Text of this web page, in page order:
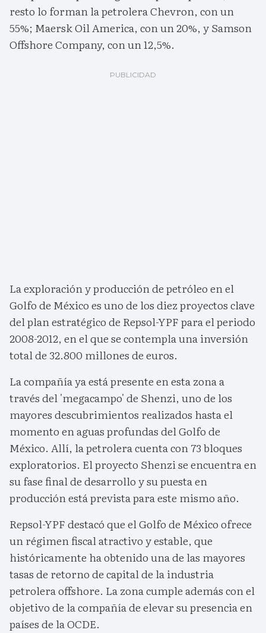
resto lo forman la petrolera Chevron, con un
55%; Maersk Oil America, con un 20%, y Samson
Offshore Company, con un 12,5%.
La exploración y producción de petróleo en el
Golfo de México es uno de los diez proyectos clave
del plan estratégico de Repsol-YPF para el periodo
2008-2012, en el que se contempla una inversión
total de 32.800 millones de euros.
La compañía ya está presente en esta zona a
través del 'megacampo' de Shenzi, uno de los
mayores descubrimientos realizados hasta el
momento en aguas profundas del Golfo de
México. Allí, la petrolera cuenta con 73 bloques
exploratorios. El proyecto Shenzi se encuentra en
su fase final de desarrollo y su puesta en
producción está prevista para este mismo año.
Repsol-YPF destacó que el Golfo de México ofrece
un régimen fiscal atractivo y estable, que
históricamente ha obtenido una de las mayores
tasas de retorno de capital de la industria
petrolera offshore. La zona cumple además con el
objetivo de la compañía de elevar su presencia en
países de la OCDE.